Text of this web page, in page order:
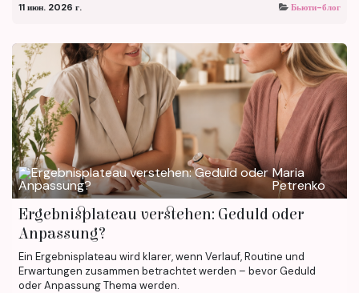
11 июн. 2026 г. Бьюти-блог
Maria
Petrenko
Ergebnisplateau verstehen: Geduld oder
Anpassung?
Ein Ergebnisplateau wird klarer, wenn Verlauf, Routine und
Erwartungen zusammen betrachtet werden – bevor Geduld
oder Anpassung Thema werden.